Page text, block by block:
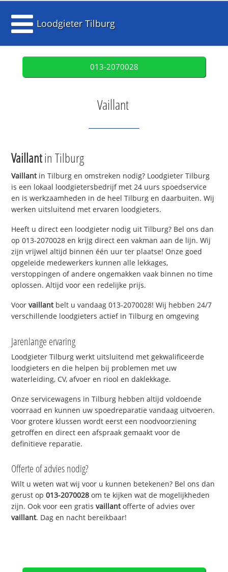
Loodgieter Tilburg
013-2070028
Vaillant
Vaillantin Tilburg
Vaillantin Tilburg en omstreken nodig? Loodgieter Tilburg
is een lokaal loodgietersbedrijf met 24 uurs spoedservice
en is werkzaamheden in de heel Tilburg en daarbuiten. Wij
werken uitsluitend met ervaren loodgieters.
Heeft u direct een loodgieter nodig uit Tilburg? Bel ons dan
op 013-2070028 en krijg direct een vakman aan de lijn. Wij
zijn vrijwel altijd binnen één uur ter plaatse! Onze goed
opgeleide medewerkers kunnen alle lekkages,
verstoppingen of andere ongemakken vaak binnen no time
oplossen. Altijd voor een redelijke prijs.
Voorvaillantbelt u vandaag 013-2070028! Wij hebben 24/7
verschillende loodgieters actief in Tilburg en omgeving
Jarenlange ervaring
Loodgieter Tilburg werkt uitsluitend met gekwalificeerde
loodgieters en die helpen bij problemen met uw
waterleiding, CV, afvoer en riool en daklekkage.
Onze servicewagens in Tilburg hebben altijd voldoende
voorraad en kunnen uw spoedreparatie vandaag uitvoeren.
Voor grotere klussen wordt eerst een noodvoorziening
getroffen en direct een afspraak gemaakt voor de
definitieve reparatie.
Offerte of advies nodig?
Wilt u weten wat wij voor u kunnen betekenen? Bel ons dan
gerust op013-2070028 om te kijken wat de mogelijkheden
zijn. Ook voor een gratisvaillantofferte of advies over
vaillant. Dag en nacht bereikbaar!